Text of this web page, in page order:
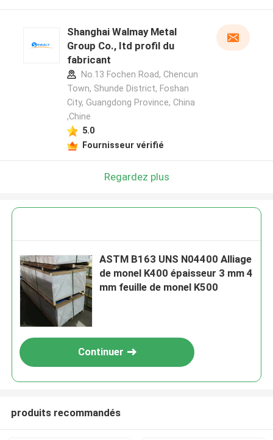
Shanghai Walmay Metal
Group Co., Itd profil du
fabricant
No.13 Fochen Road, Chencun
Town, Shunde District, Foshan
City, Guangdong Province, China
,Chine
5.0
Fournisseur vérifié
Regardez plus
ASTM B163 UNS N04400 Alliage
de monel K400 épaisseur 3 mm 4
mm feuille de monel K500
Continuer
produits recommandés